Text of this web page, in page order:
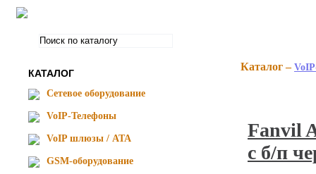
КАТАЛОГ
Сетевое оборудование
VoIP-Телефоны
VoIP шлюзы / ATA
GSM-оборудование
Каталог –
Fanvil
с б/п